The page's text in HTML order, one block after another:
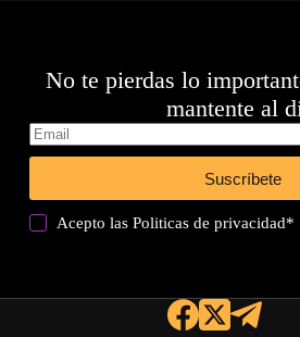
No te pierdas lo
mantente al
Suscríbete
Acepto lasPoliticas de privacidad*